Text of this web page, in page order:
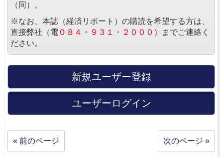
（同）。
※なお、本誌（経済リポート）の購読を希望する方は、
直接弊社（電 ０８４・９３１・２０００ ）までご連絡く
ださい。
新規ユーザー登録
ユーザーログイン
« 前のページ 次のページ »